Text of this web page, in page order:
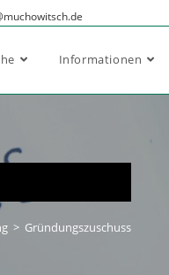
Informationen
> Gründungszuschuss